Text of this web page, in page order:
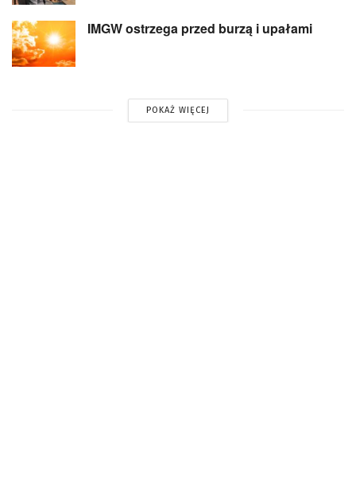
IMGW ostrzega przed burzą i upałami
POKAŻ WIĘCEJ